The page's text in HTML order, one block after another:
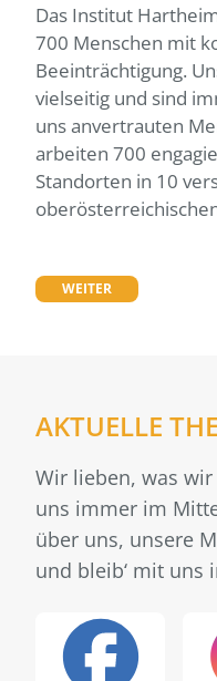
Das Institut
700 Menschen mit
Beeinträchtigung.
vielseitig und sind
uns anvertrauten
arbeiten 700
Standorten in 10
WEITER
AKTUELLE
Wir lieben, was
uns immer im
über uns, unsere
und bleib‘ mit uns